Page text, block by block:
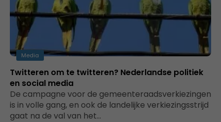
Media
Twitteren om te twitteren? Nederlandse politiek
en social media
De campagne voor de gemeenteraadsverkiezingen
is in volle gang, en ook de landelijke verkiezingsstrijd
gaat na de val van het…